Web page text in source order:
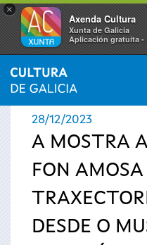
×
Axenda Cultura
Xunta de Galicia
Aplicación gratuíta -
Vostede
está
aquí
INICIO › ACTUALIDADE
28/12/2023
A MOSTRA
FON AMOSA
DESDE O